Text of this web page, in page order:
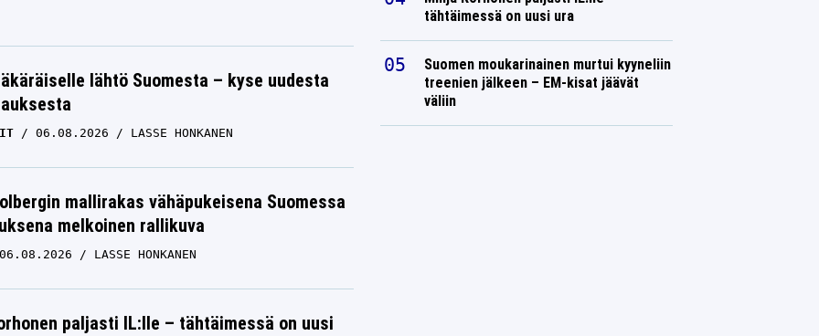
lähtö Suomesta – kyse uudesta
06.08.2026 LASSE HONKANEN
mallirakas vähäpukeisena Suomessa
melkoinen rallikuva
LASSE HONKANEN
paljasti IL:lle – tähtäimessä on uusi
tähtäimessä on uusi ura
Suomen moukarinainen murtui kyyneliin
treenien jälkeen – EM-kisat jäävät
väliin